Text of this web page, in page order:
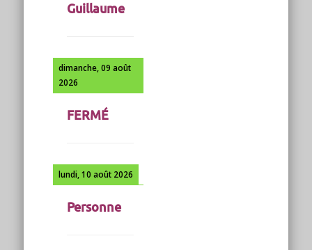
Guillaume
dimanche, 09 août
2026
FERMÉ
lundi, 10 août 2026
Personne